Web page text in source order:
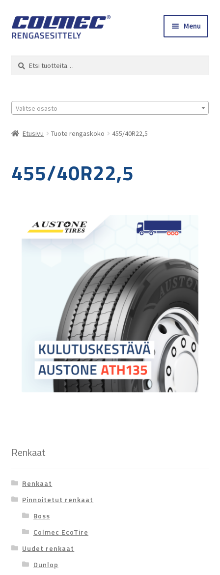
Skip
to
Skip
to
Menu
Colmec
0 tuotetta tarjouspyynnössä
Etsi:
Haku
Valitse osasto
Etusivu Tuote rengaskoko 455/40R22,5
455/40R22,5
Renkaat
Renkaat
Pinnoitetut renkaat
Boss
Colmec EcoTire
Uudet renkaat
Dunlop